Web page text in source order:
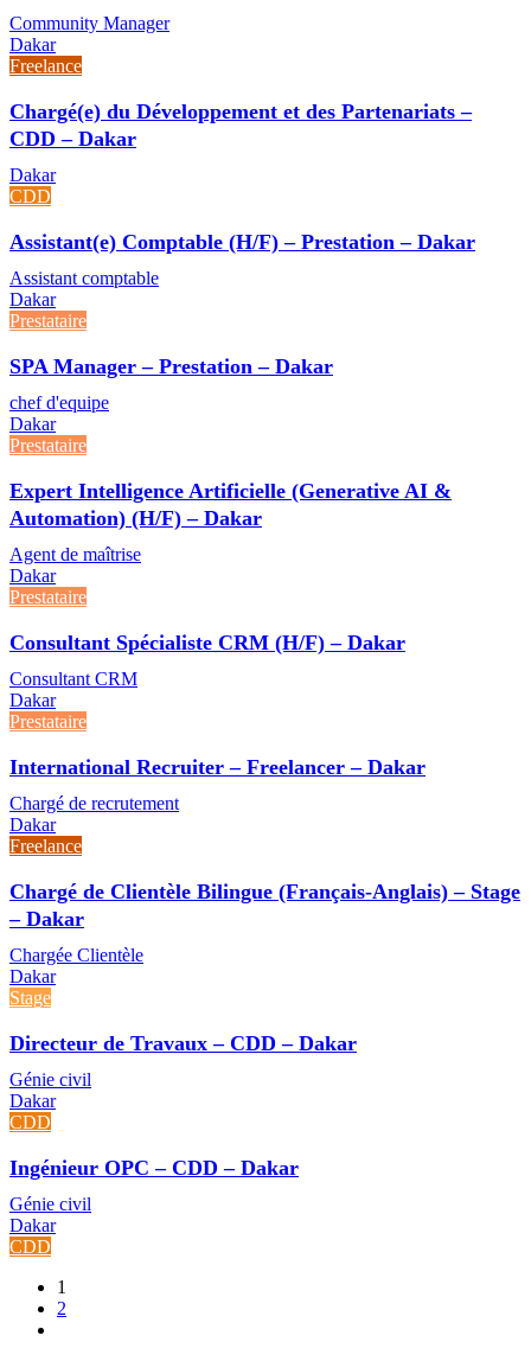
Community Manager
Dakar
Freelance
Chargé(e) du Développement et des Partenariats –
CDD – Dakar
Dakar
CDD
Assistant(e) Comptable (H/F) – Prestation – Dakar
Assistant comptable
Dakar
Prestataire
SPA Manager – Prestation – Dakar
chef d'equipe
Dakar
Prestataire
Expert Intelligence Artificielle (Generative AI &
Automation) (H/F) – Dakar
Agent de maîtrise
Dakar
Prestataire
Consultant Spécialiste CRM (H/F) – Dakar
Consultant CRM
Dakar
Prestataire
International Recruiter – Freelancer – Dakar
Chargé de recrutement
Dakar
Freelance
Chargé de Clientèle Bilingue (Français-Anglais) – Stage
– Dakar
Chargée Clientèle
Dakar
Stage
Directeur de Travaux – CDD – Dakar
Génie civil
Dakar
CDD
Ingénieur OPC – CDD – Dakar
Génie civil
Dakar
CDD
1
2